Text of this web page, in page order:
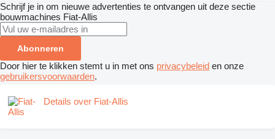
Schrijf je in om nieuwe advertenties te ontvangen uit deze sectie
bouwmachines Fiat-Allis
Abonneren
Door hier te klikken stemt u in met ons privacybeleid en onze
gebruikersvoorwaarden.
Details over Fiat-Allis